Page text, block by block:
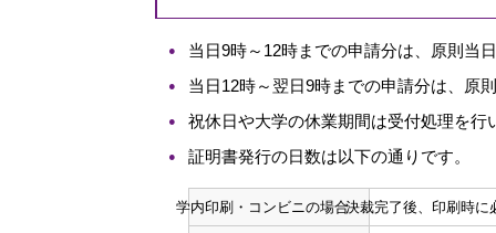
当日9時～12時までの申請分は、原則当
当日12時～翌日9時までの申請分は、原
祝休日や大学の休業期間は受付処理を行
証明書発行の日数は以下の通りです。
学内印刷・コンビニの場合決裁完了後、印刷時に